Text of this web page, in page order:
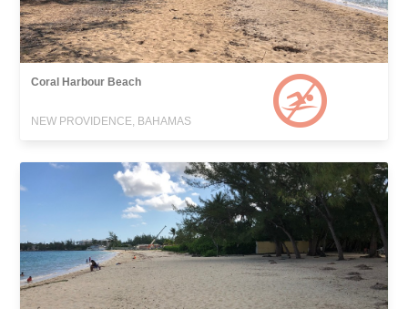
Coral Harbour Beach
NEW PROVIDENCE, BAHAMAS